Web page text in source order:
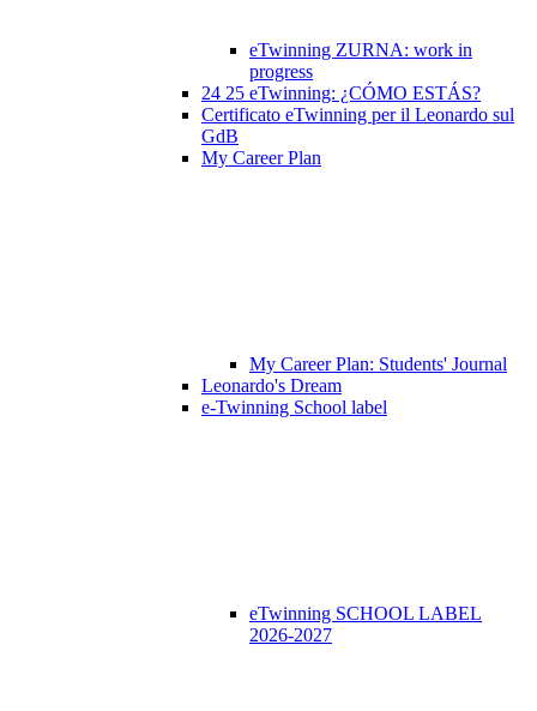
eTwinning ZURNA: work in
progress
24 25 eTwinning: ¿CÓMO ESTÁS?
Certificato eTwinning per il Leonardo sul
GdB
My Career Plan
My Career Plan: Students' Journal
Leonardo's Dream
e-Twinning School label
eTwinning SCHOOL LABEL
2026-2027